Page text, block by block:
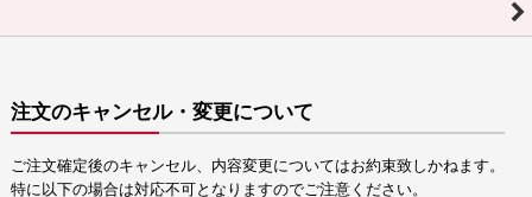
注文のキャンセル・変更について
ご注文確定後のキャンセル、内容変更についてはお約束致しかねます。
特に以下の場合は対応不可となりますのでご注意ください。